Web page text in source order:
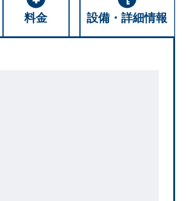
料金 設備・詳細情報